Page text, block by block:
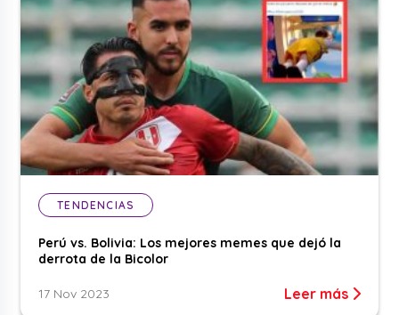
TENDENCIAS
Perú vs. Bolivia: Los mejores memes que dejó la
derrota de la Bicolor
17 Nov 2023 Leer más